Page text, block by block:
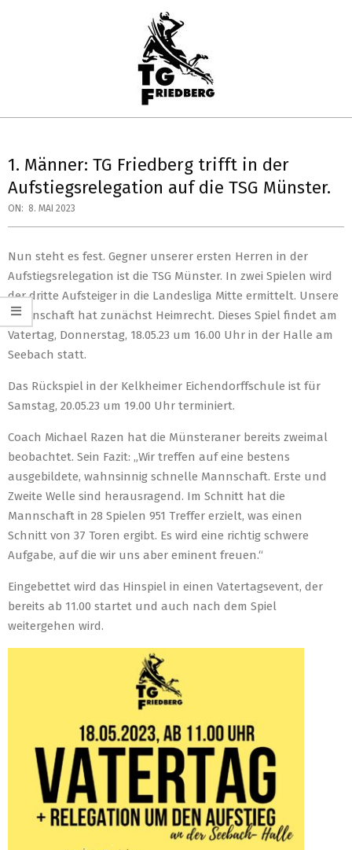
TG
HANDBALL
Menu
1. Männer: TG Friedberg trifft in der
Aufstiegsrelegation auf die TSG Münster.
ON: 8. MAI 2023
Nun steht es fest. Gegner unserer ersten Herren in der
Aufstiegsrelegation ist die TSG Münster. In zwei Spielen wird
der dritte Aufsteiger in die Landesliga Mitte ermittelt. Unsere
Mannschaft hat zunächst Heimrecht. Dieses Spiel findet am
Vatertag, Donnerstag, 18.05.23 um 16.00 Uhr in der Halle am
Seebach statt.
Das Rückspiel in der Kelkheimer Eichendorffschule ist für
Samstag, 20.05.23 um 19.00 Uhr terminiert.
Coach Michael Razen hat die Münsteraner bereits zweimal
beobachtet. Sein Fazit: „Wir treffen auf eine bestens
ausgebildete, wahnsinnig schnelle Mannschaft. Erste und
Zweite Welle sind herausragend. Im Schnitt hat die
Mannschaft in 28 Spielen 951 Treffer erzielt, was einen
Schnitt von 37 Toren ergibt. Es wird eine richtig schwere
Aufgabe, auf die wir uns aber eminent freuen.“
Eingebettet wird das Hinspiel in einen Vatertagsevent, der
bereits ab 11.00 startet und auch nach dem Spiel
weitergehen wird.